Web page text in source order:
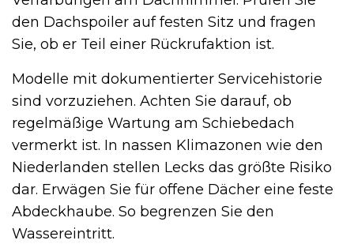
den Dachspoiler auf festen Sitz und fragen
Sie, ob er Teil einer Rückrufaktion ist.
Modelle mit dokumentierter Servicehistorie
sind vorzuziehen. Achten Sie darauf, ob
regelmäßige Wartung am Schiebedach
vermerkt ist. In nassen Klimazonen wie den
Niederlanden stellen Lecks das größte Risiko
dar. Erwägen Sie für offene Dächer eine feste
Abdeckhaube. So begrenzen Sie den
Wassereintritt.